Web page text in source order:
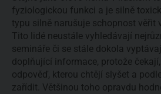
fyziologickou funkci a je silně
typu silně narušuje schopnost věřit
Tito lidé neustále vyhledávají
semináře či se stále dokola
doplňující informace, protože
odpověď, kterou chtějí slyšet a
zařídit. Většinou toho opravdu